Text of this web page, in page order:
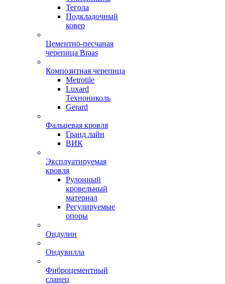
Тегола
Подкладочный
ковер
Цементно-песчаная
черепица Braas
Композитная черепица
Metrotile
Luxard
Технониколь
Gerard
Фальцевая кровля
Гранд лайн
ВИК
Эксплуатируемая
кровля
Рулонный
кровельный
материал
Регулируемые
опоры
Ондулин
Ондувилла
Фиброцементный
сланец